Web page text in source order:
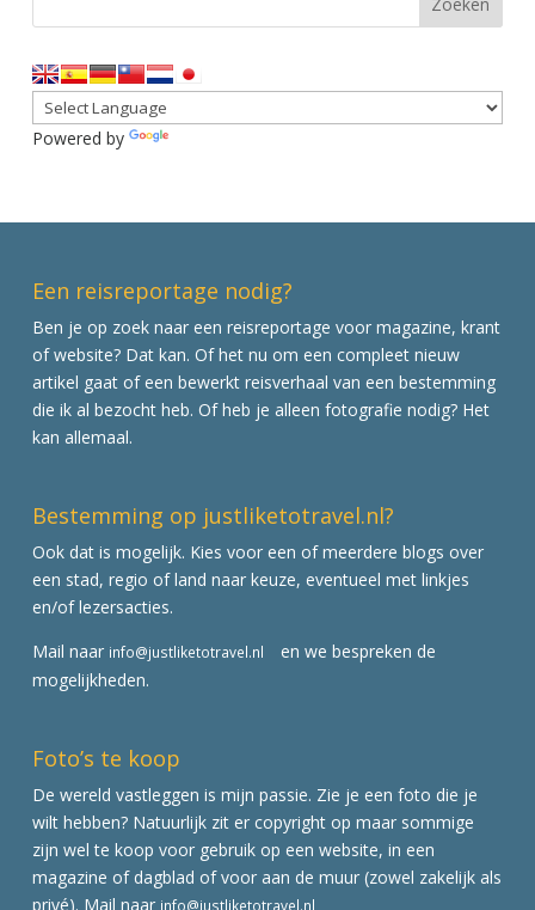
Powered by
Een reisreportage nodig?
Ben je op zoek naar een reisreportage voor magazine, krant
of website? Dat kan. Of het nu om een compleet nieuw
artikel gaat of een bewerkt reisverhaal van een bestemming
die ik al bezocht heb. Of heb je alleen fotografie nodig? Het
kan allemaal.
Bestemming op justliketotravel.nl?
Ook dat is mogelijk. Kies voor een of meerdere blogs over
een stad, regio of land naar keuze, eventueel met linkjes
en/of lezersacties.
Mail naar info@justliketotravel.nl
en we bespreken de
mogelijkheden.
Foto’s te koop
De wereld vastleggen is mijn passie. Zie je een foto die je
wilt hebben? Natuurlijk zit er copyright op maar sommige
zijn wel te koop voor gebruik op een website, in een
magazine of dagblad of voor aan de muur (zowel zakelijk als
privé). Mail naar info@justliketotravel.nl